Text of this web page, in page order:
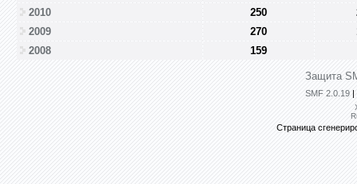
2010
250
2009
270
2008
159
Защита
SMF 2.0.19 |
Страница